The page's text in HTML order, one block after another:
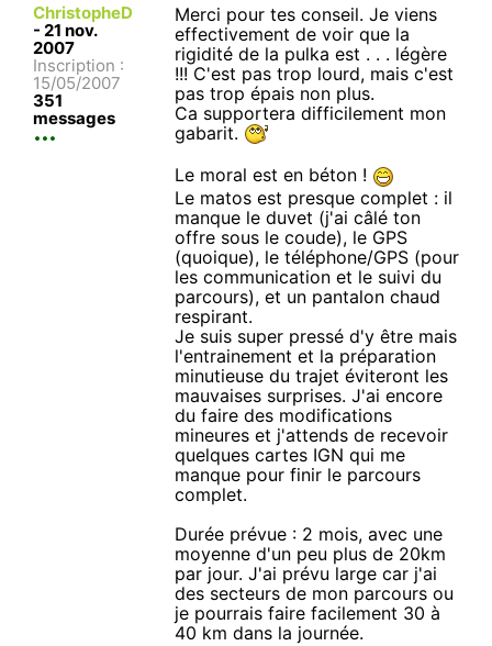
ChristopheD
- 21 nov.
2007
Inscription :
15/05/2007
351
messages
Merci pour tes conseil. Je viens
effectivement de voir que la
rigidité de la pulka est . . . légère
!!! C'est pas trop lourd, mais c'est
pas trop épais non plus.
Ca supportera difficilement mon
gabarit.
Le moral est en béton !
Le matos est presque complet : il
manque le duvet (j'ai câlé ton
offre sous le coude), le GPS
(quoique), le téléphone/GPS (pour
les communication et le suivi du
parcours), et un pantalon chaud
respirant.
Je suis super pressé d'y être mais
l'entrainement et la préparation
minutieuse du trajet éviteront les
mauvaises surprises. J'ai encore
du faire des modifications
mineures et j'attends de recevoir
quelques cartes IGN qui me
manque pour finir le parcours
complet.
Durée prévue : 2 mois, avec une
moyenne d'un peu plus de 20km
par jour. J'ai prévu large car j'ai
des secteurs de mon parcours ou
je pourrais faire facilement 30 à
40 km dans la journée.